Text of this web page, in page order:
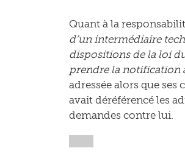
Quant à la
d’un intermédiaire
dispositions de la loi
prendre la notification
adressée alors que
avait déréférencé les
demandes contre lui.